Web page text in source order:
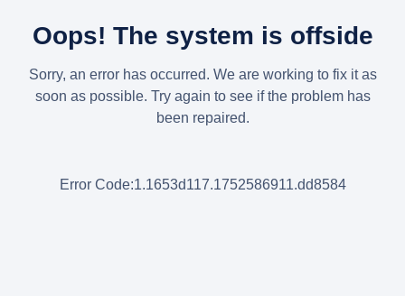
Oops! The system is offside
Sorry, an error has occurred. We are working to fix it as
soon as possible. Try again to see if the problem has
been repaired.
Error Code:1.1653d117.1752586911.dd8584